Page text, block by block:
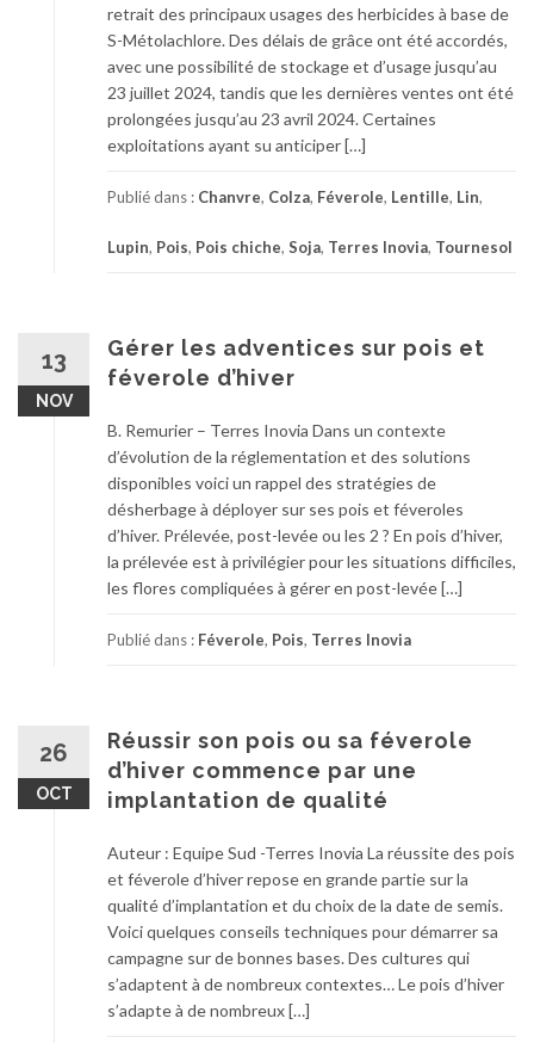
retrait des principaux usages des herbicides à base de
S-Métolachlore. Des délais de grâce ont été accordés,
avec une possibilité de stockage et d’usage jusqu’au
23 juillet 2024, tandis que les dernières ventes ont été
prolongées jusqu’au 23 avril 2024. Certaines
exploitations ayant su anticiper […]
Publié dans : Chanvre, Colza, Féverole, Lentille, Lin,
Lupin, Pois, Pois chiche, Soja, Terres Inovia, Tournesol
13
NOV
Gérer les adventices sur pois et
féverole d’hiver
B. Remurier – Terres Inovia Dans un contexte
d’évolution de la réglementation et des solutions
disponibles voici un rappel des stratégies de
désherbage à déployer sur ses pois et féveroles
d’hiver. Prélevée, post-levée ou les 2 ? En pois d’hiver,
la prélevée est à privilégier pour les situations difficiles,
les flores compliquées à gérer en post-levée […]
Publié dans : Féverole, Pois, Terres Inovia
26
OCT
Réussir son pois ou sa féverole
d’hiver commence par une
implantation de qualité
Auteur : Equipe Sud -Terres Inovia La réussite des pois
et féverole d’hiver repose en grande partie sur la
qualité d’implantation et du choix de la date de semis.
Voici quelques conseils techniques pour démarrer sa
campagne sur de bonnes bases. Des cultures qui
s’adaptent à de nombreux contextes… Le pois d’hiver
s’adapte à de nombreux […]